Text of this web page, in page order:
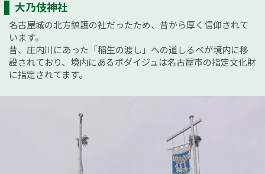
大乃伎神社
名古屋城の北方鎮護の社だったため、昔から厚く信仰されて
います。
昔、庄内川にあった「稲生の渡し」への道しるべが境内に移
設されており、境内にあるボダイジュは名古屋市の指定文化財
に指定されてます。